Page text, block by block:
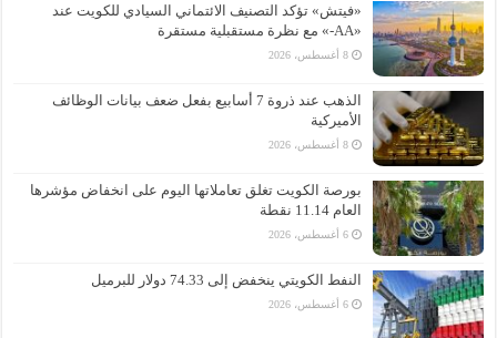
«فيتش» تؤكد التصنيف الائتماني السيادي للكويت عند
«AA-» مع نظرة مستقبلية مستقرة
8 أغسطس، 2026
الذهب عند ذروة 7 أسابيع بفعل ضعف بيانات الوظائف
الأميركية
8 أغسطس، 2026
بورصة الكويت تغلق تعاملاتها اليوم على انخفاض مؤشرها
العام 11.14 نقطة
6 أغسطس، 2026
النفط الكويتي ينخفض إلى 74.33 دولار للبرميل
6 أغسطس، 2026